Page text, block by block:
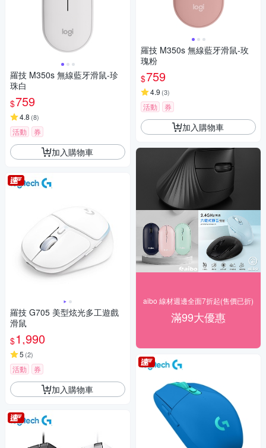
羅技 M350s 無線藍牙滑鼠-珍
珠白
$759
4.8 (8)
活動 券
加入購物車
羅技 G705 美型炫光多工遊戲
滑鼠
$1,990
5 (2)
活動 券
加入購物車
羅技 M350s 無線藍牙滑鼠-玫
瑰粉
$759
4.9 (3)
活動 券
加入購物車
aibo 線材週邊全面7折起(售價已折)
滿99大優惠